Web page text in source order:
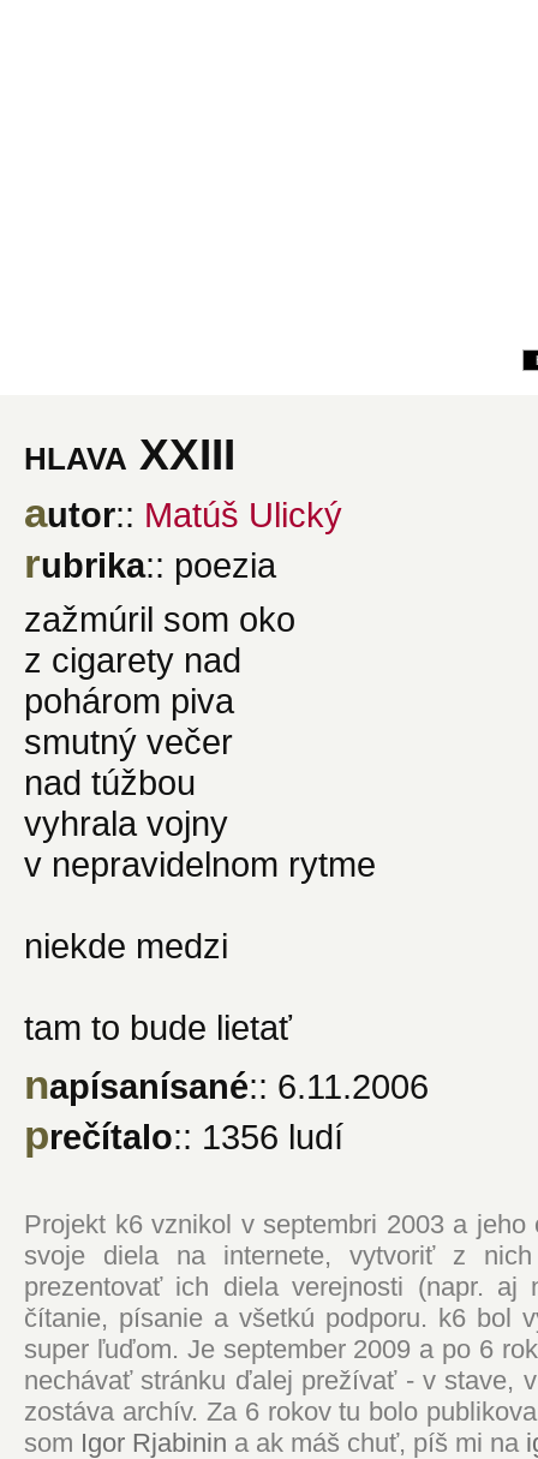
hlava XXIII
autor:: Matúš Ulický
rubrika:: poezia
zažmúril som oko
z cigarety nad
pohárom piva
smutný večer
nad túžbou
vyhrala vojny
v nepravidelnom rytme
niekde medzi
tam to bude lietať
napísanísané:: 6.11.2006
prečítalo:: 1356 ludí
Projekt k6 vznikol v septembri 2003 a
svoje diela na internete, vytvoriť z
prezentovať ich diela verejnosti (napr. aj
čítanie, písanie a všetkú podporu. k6 bol
super ľuďom. Je september 2009 a po 6
nechávať stránku ďalej prežívať - v stave,
zostáva archív. Za 6 rokov tu bolo
som Igor Rjabinin a ak máš chuť, píš mi na